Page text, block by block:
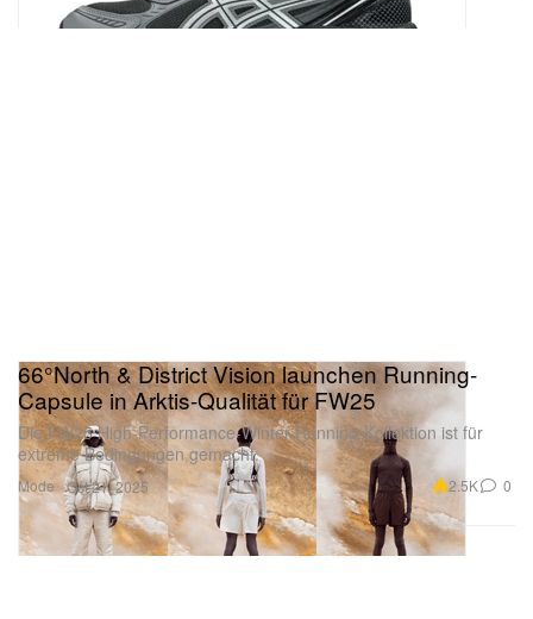
Mode
66°North & District Vision launchen Running-
Capsule in Arktis-Qualität für FW25
Die FW25 High-Performance-Winter-Running-Kollektion ist für
extreme Bedingungen gemacht.
Oct 21, 2025 2.5K 0